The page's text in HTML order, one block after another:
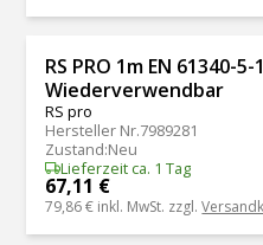
RS PRO 1m EN 61340-
Wiederverwendbar
RS pro
Hersteller Nr.7989281
Zustand:Neu
Lieferzeit ca. 1 Tag
67,11 €
79,86 € inkl. MwSt. zzgl.